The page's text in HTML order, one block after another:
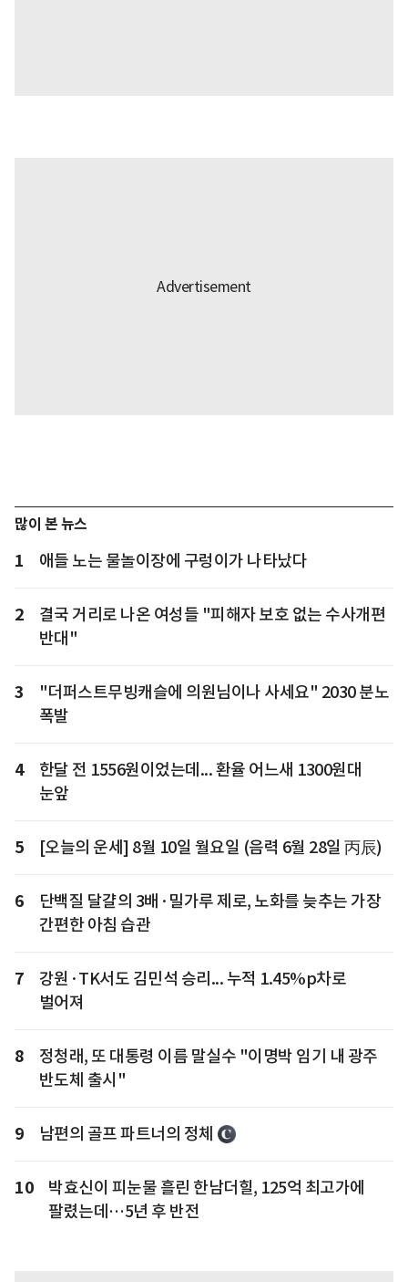
많이 본 뉴스
1 애들 노는 물놀이장에 구렁이가 나타났다
2
결국 거리로 나온 여성들 "피해자 보호 없는 수사개편
반대"
3
"더퍼스트무빙캐슬에 의원님이나 사세요" 2030 분노
폭발
4
한달 전 1556원이었는데... 환율 어느새 1300원대
눈앞
5 [오늘의 운세] 8월 10일 월요일 (음력 6월 28일 丙辰)
6
단백질 달걀의 3배·밀가루 제로, 노화를 늦추는 가장
간편한 아침 습관
7
강원·TK서도 김민석 승리... 누적 1.45%p차로
벌어져
8
정청래, 또 대통령 이름 말실수 "이명박 임기 내 광주
반도체 출시"
9 남편의 골프 파트너의 정체
10
박효신이 피눈물 흘린 한남더힐, 125억 최고가에
팔렸는데…5년 후 반전